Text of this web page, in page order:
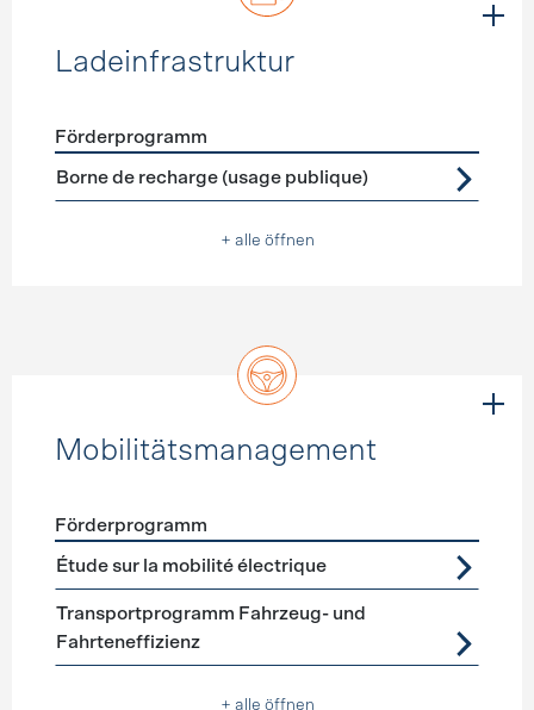
Ladeinfrastruktur
Förderprogramme Ladeinfrastruktur
Förderprogramm
Borne de recharge (usage publique)
+ alle öffnen
Mobilitätsmanagement
Förderprogramme Mobilitätsmanagement
Förderprogramm
Étude sur la mobilité électrique
Transportprogramm Fahrzeug- und
Fahrteneffizienz
+ alle öffnen